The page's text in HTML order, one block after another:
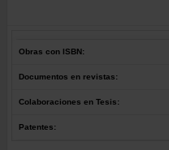
Obras con ISBN:
Documentos en revistas:
Colaboraciones en Tesis:
Patentes: